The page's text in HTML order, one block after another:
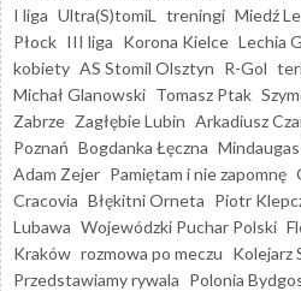
I liga Ultra(S)tomiL treningi Miedź
Płock III liga Korona Kielce Lechia
kobiety AS Stomil Olsztyn R-Gol
Michał Glanowski Tomasz Ptak
Zabrze Zagłębie Lubin Arkadiusz
Poznań Bogdanka Łęczna
Adam Zejer Pamiętam i nie zapomnę
Cracovia Błękitni Orneta Piotr
Lubawa Wojewódzki Puchar Polski
Kraków rozmowa po meczu Kolejarz
Przedstawiamy rywala Polonia